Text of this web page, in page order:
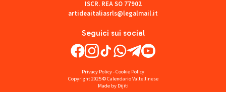
Seguici sui social
ISCR. REA SO 77902
artideaitaliasrls@legalmail.it
Privacy Policy-Cookie Policy
Copyright 2025 © Calendario Valtellinese
Made by Dijiti